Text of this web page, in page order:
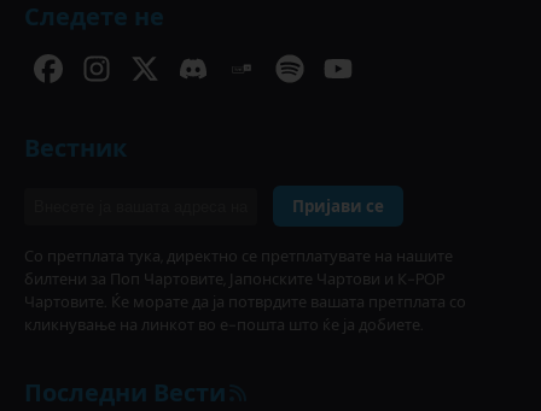
Следете не
Вестник
Пријави се
Со претплата тука, директно се претплатувате на нашите
билтени за Поп Чартовите, Јапонските Чартови и К-POP
Чартовите. Ќе морате да ја потврдите вашата претплата со
кликнување на линкот во е-пошта што ќе ја добиете.
Последни Вести